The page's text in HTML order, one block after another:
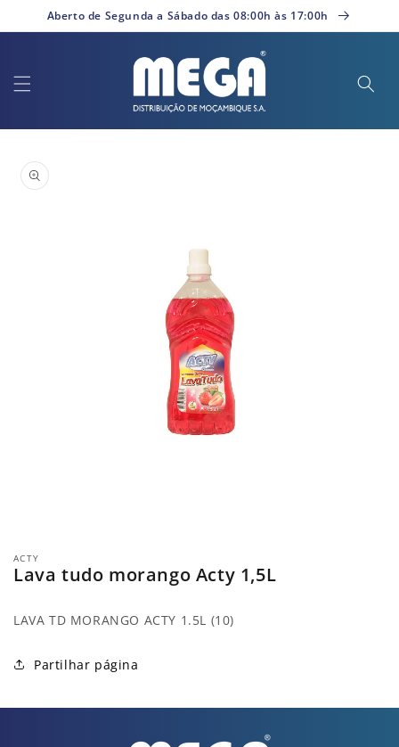
para o
conteúdo
Aberto de Segunda a Sábado das 08:00h às 17:00h
informação
multimédia
1
ACTY
Lava tudo morango Acty 1,5L
LAVA TD MORANGO ACTY 1.5L (10)
Partilhar página